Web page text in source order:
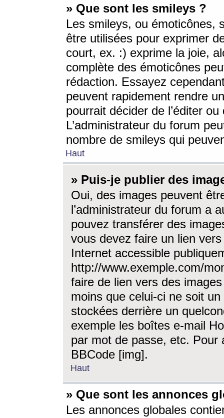
» Que sont les smileys ?
Les smileys, ou émoticônes,
être utilisées pour exprimer
court, ex. :) exprime la joie,
complète des émoticônes
rédaction. Essayez
peuvent rapidement rendre
pourrait décider de l’éditer
L’administrateur du forum
nombre de smileys qui
Haut
» Puis-je publier des
Oui, des images peuvent
l’administrateur du forum a
pouvez transférer des
vous devez faire un lien
Internet accessible
http://www.exemple.com/
faire de lien vers des
moins que celui-ci ne soit
stockées derrière un
exemple les boîtes e-mail
par mot de passe, etc. Pour
BBCode [img].
Haut
» Que sont les annonces
Les annonces globales